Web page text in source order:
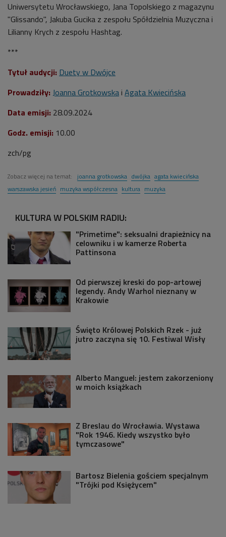
Uniwersytetu Wrocławskiego, Jana Topolskiego z magazynu
"Glissando", Jakuba Gucika z zespołu Spółdzielnia Muzyczna i
Lilianny Krych z zespołu Hashtag.
***
Tytuł audycji: Duety w Dwójce
Prowadziły: Joanna Grotkowska i Agata Kwiecińska
Data emisji: 28.09.2024
Godz. emisji: 10.00
zch/pg
Zobacz więcej na temat: joanna grotkowska dwójka agata kwiecińska
warszawska jesień muzyka współczesna kultura muzyka
KULTURA W POLSKIM RADIU:
"Primetime": seksualni drapieżnicy na
celowniku i w kamerze Roberta
Pattinsona
Od pierwszej kreski do pop-artowej
legendy. Andy Warhol nieznany w
Krakowie
Święto Królowej Polskich Rzek - już
jutro zaczyna się 10. Festiwal Wisły
Alberto Manguel: jestem zakorzeniony
w moich książkach
Z Breslau do Wrocławia. Wystawa
"Rok 1946. Kiedy wszystko było
tymczasowe"
Bartosz Bielenia gościem specjalnym
"Trójki pod Księżycem"